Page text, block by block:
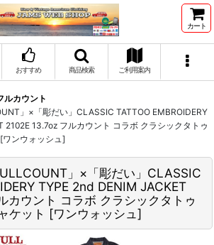
カート
おすすめ 商品検索 ご利用案内
ルカウント
」×「彫だい」CLASSIC TATTOO EMBROIDERY
2102E 13.7oz フルカウント コラボ クラシックタトゥ
ワンウォッシュ]
」×「彫だい」CLASSIC
TYPE 2nd DENIM JACKET
カウント コラボ クラシックタトゥ
ケット [ワンウォッシュ]